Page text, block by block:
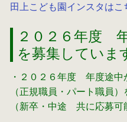
田上こども園インスタはこ
２０２６年度
を募集していま
・２０２６年度 年度途中
（正規職員・パート職員
（新卒・中途 共に応募可